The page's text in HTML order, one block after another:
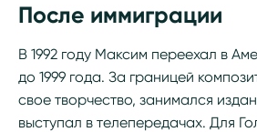
После иммиграции
В 1992 году Максим переехал в
до 1999 года. За границей
свое творчество, занимался
выступал в телепередачах. Для